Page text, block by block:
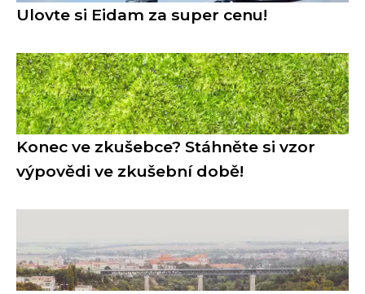
Ulovte si Eidam za super cenu!
Konec ve zkušebce? Stáhněte si vzor
výpovědi ve zkušební době!